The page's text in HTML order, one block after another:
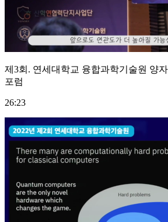
제3회. 연세대학교 융합과학기술원 양
포럼
26:23